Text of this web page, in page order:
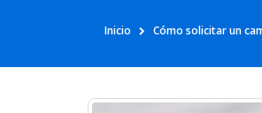
Inicio Cómo solicitar un